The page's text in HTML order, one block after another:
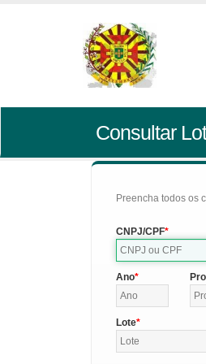
Consultar
Preencha todos os
CNPJ/CPF
Ano
Lote